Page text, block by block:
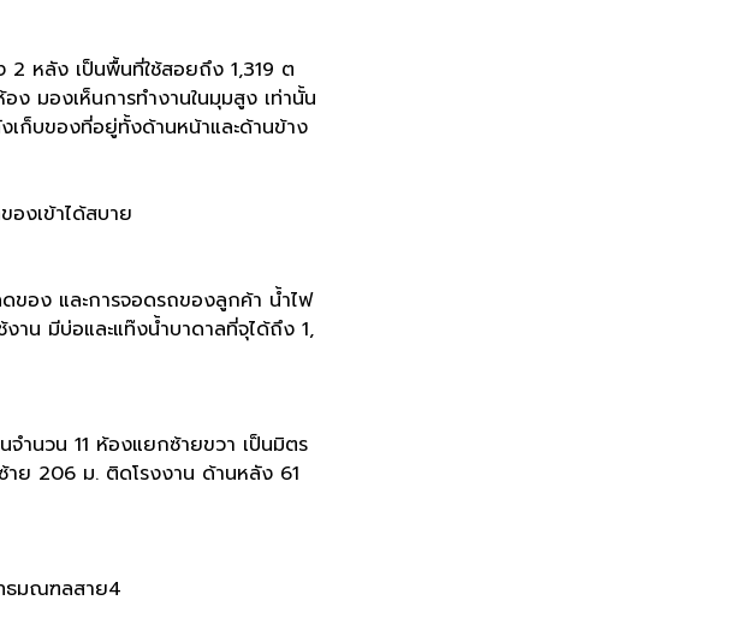
2 หลัง เป็นพื้นที่ใช้สอยถึง 1,319 ต
มองเห็นการทำงานในมุมสูง เท่านั้น
ก็บของที่อยู่ทั้งด้านหน้าและด้านข้าง
งเข้าได้สบาย
ของ และการจอดรถของลูกค้า น้ำไฟ
น มีบ่อและแท๊งน้ำบาดาลที่จุได้ถึง 1,
ำนวน 11 ห้องแยกซ้ายขวา เป็นมิตร
ย 206 ม. ติดโรงงาน ด้านหลัง 61
ธมณฑลสาย4